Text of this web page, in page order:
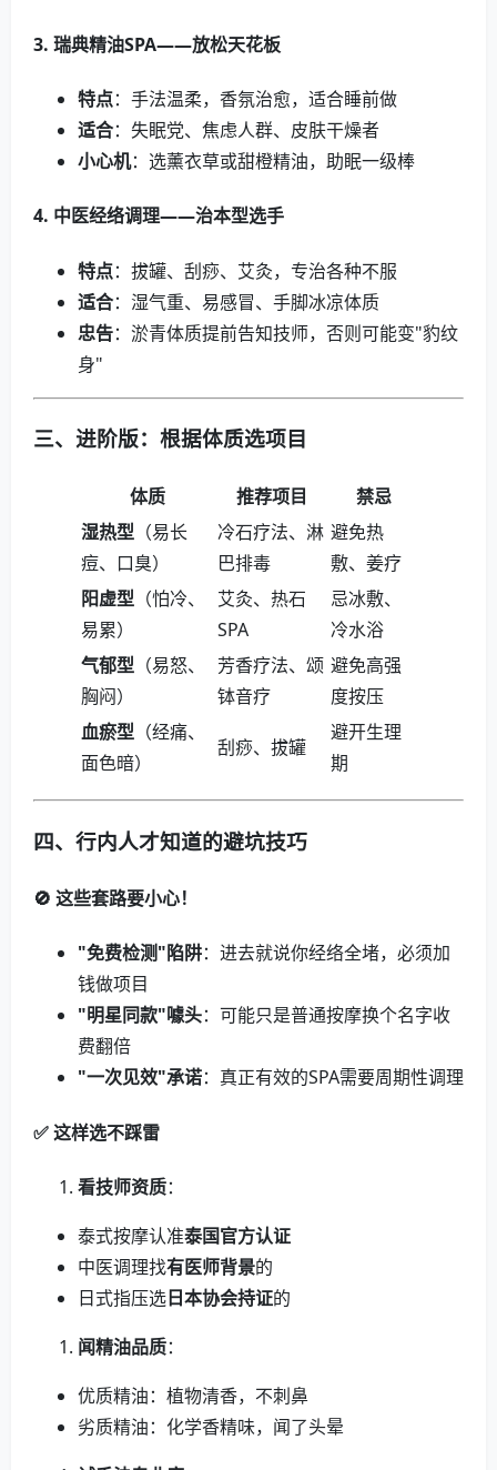
3. 瑞典精油SPA——放松天花板
特点：手法温柔，香氛治愈，适合睡前做
适合：失眠党、焦虑人群、皮肤干燥者
小心机：选薰衣草或甜橙精油，助眠一级棒
4. 中医经络调理——治本型选手
特点：拔罐、刮痧、艾灸，专治各种不服
适合：湿气重、易感冒、手脚冰凉体质
忠告：淤青体质提前告知技师，否则可能变"豹纹
身"
三、进阶版：根据体质选项目
体质 推荐项目
禁忌
湿热型 （易长
痘、口臭）
冷石疗法、淋
巴排毒
避免热
敷、姜疗
阳虚型 （怕冷、
易累）
艾灸、热石
SPA
忌冰敷、
冷水浴
气郁型 （易怒、
胸闷）
芳香疗法、颂
钵音疗
避免高强
度按压
血瘀型 （经痛、
面色暗）
刮痧、拔罐
避开生理
期
四、行内人才知道的避坑技巧
🚫 这些套路要小心！
"免费检测"陷阱：进去就说你经络全堵，必须加
钱做项目
"明星同款"噱头：可能只是普通按摩换个名字收
费翻倍
"一次见效"承诺：真正有效的SPA需要周期性调理
✅ 这样选不踩雷
看技师资质：
泰式按摩认准泰国官方认证
中医调理找有医师背景的
日式指压选日本协会持证的
闻精油品质：
优质精油：植物清香，不刺鼻
劣质精油：化学香精味，闻了头晕